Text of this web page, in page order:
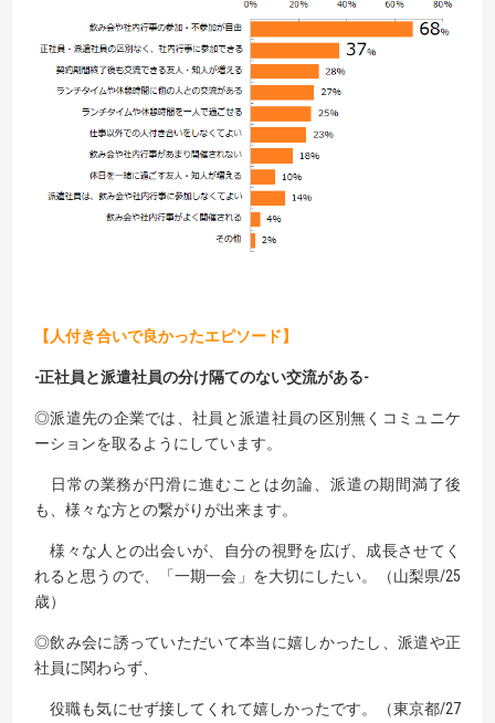
【人付き合いで良かったエピソード】
-正社員と派遣社員の分け隔てのない交流がある-
◎派遣先の企業では、社員と派遣社員の区別無くコミュニケ
ーションを取るようにしています。
日常の業務が円滑に進むことは勿論、派遣の期間満了後
も、様々な方との繋がりが出来ます。
様々な人との出会いが、自分の視野を広げ、成長させてく
れると思うので、「一期一会」を大切にしたい。（山梨県/25
歳）
◎飲み会に誘っていただいて本当に嬉しかったし、派遣や正
社員に関わらず、
役職も気にせず接してくれて嬉しかったです。（東京都/27